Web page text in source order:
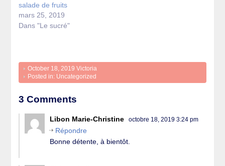
salade de fruits
mars 25, 2019
Dans "Le sucré"
October 18, 2019 Victoria
Posted in: Uncategorized
3 Comments
Libon Marie-Christine octobre 18, 2019 3:24 pm
Répondre
Bonne détente, à bientôt.